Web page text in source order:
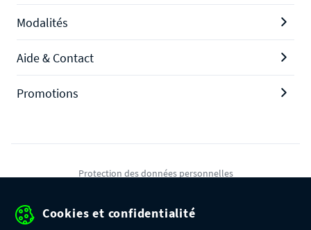
Modalités
Aide & Contact
Promotions
Protection des données personnelles
Cookies et confidentialité